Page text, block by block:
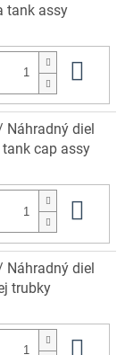
tank assy
diel
tank cap assy
Náhradný diel
trubky